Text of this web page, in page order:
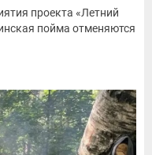
проекта «Летний
пойма отменяются